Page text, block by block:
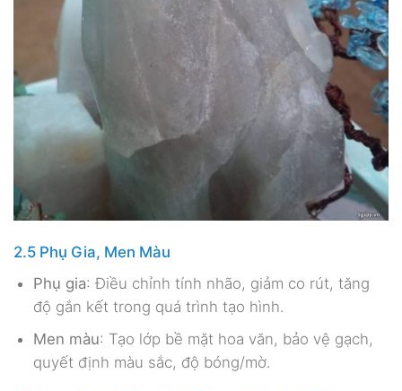
2.5 Phụ Gia, Men Màu
Phụ gia: Điều chỉnh tính nhão, giảm co rút, tăng
độ gắn kết trong quá trình tạo hình.
Men màu: Tạo lớp bề mặt hoa văn, bảo vệ gạch,
quyết định màu sắc, độ bóng/mờ.